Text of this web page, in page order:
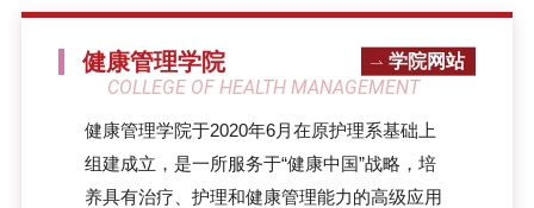
健康管理学院
COLLEGE OF HEALTH MANAGEMENT
学院网站
健康管理学院于2020年6月在原护理系基础上
组建成立，是一所服务于“健康中国”战略，培
养具有治疗、护理和健康管理能力的高级应用